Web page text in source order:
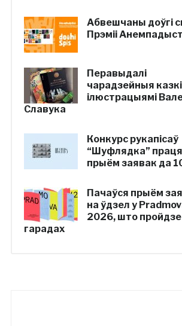
Абвешчаны доўгі
Прэміі
Перавыдалі
чарадзейныя
ілюстрацыямі
Славука
Конкурс рукапісаў
“Шуфлядка”
прыём заявак да
Пачаўся прыём
на ўдзел у
2026, што пройдзе
гарадах